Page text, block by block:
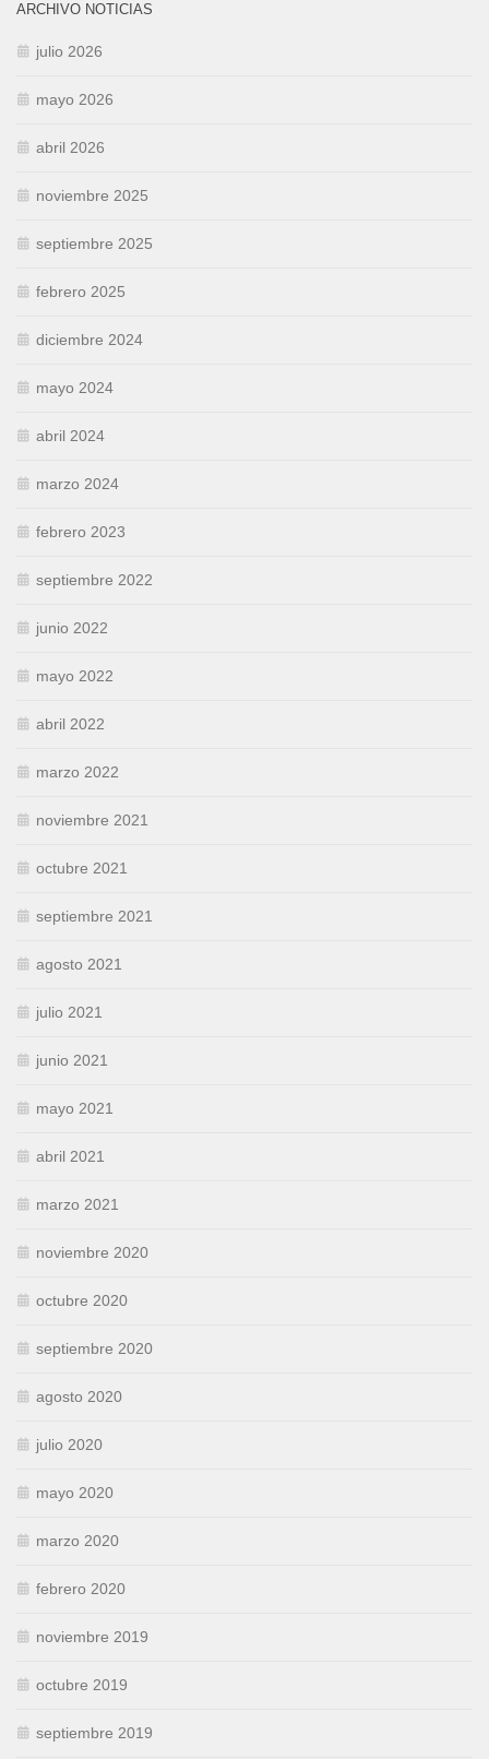
ARCHIVO NOTICIAS
julio 2026
mayo 2026
abril 2026
noviembre 2025
septiembre 2025
febrero 2025
diciembre 2024
mayo 2024
abril 2024
marzo 2024
febrero 2023
septiembre 2022
junio 2022
mayo 2022
abril 2022
marzo 2022
noviembre 2021
octubre 2021
septiembre 2021
agosto 2021
julio 2021
junio 2021
mayo 2021
abril 2021
marzo 2021
noviembre 2020
octubre 2020
septiembre 2020
agosto 2020
julio 2020
mayo 2020
marzo 2020
febrero 2020
noviembre 2019
octubre 2019
septiembre 2019